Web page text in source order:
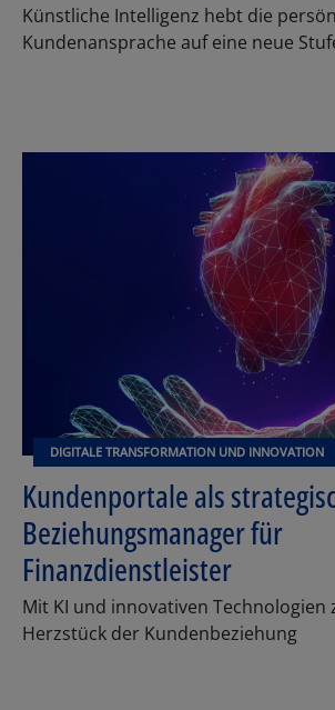
Künstliche Intelligenz hebt die
Kundenansprache auf eine neue
DIGITALE TRANSFORMATION UND INNOVATION
Kundenportale als
Beziehungsmanager für
Finanzdienstleister
Mit KI und innovativen Technologien
Herzstück der Kundenbeziehung